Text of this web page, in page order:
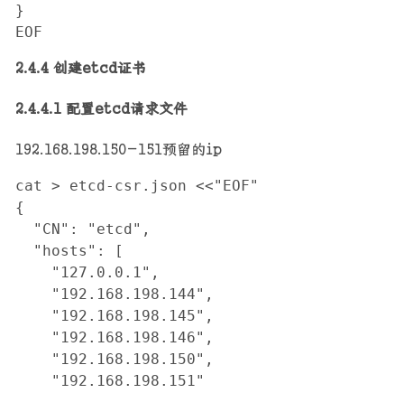
}
EOF
2.4.4 创建etcd证书
2.4.4.1 配置etcd请求文件
192.168.198.150-151预留的ip
cat > etcd-csr.json <<"EOF"
{
  "CN": "etcd",
  "hosts": [
"127.0.0.1",
"192.168.198.144",
"192.168.198.145",
"192.168.198.146",
"192.168.198.150",
"192.168.198.151"